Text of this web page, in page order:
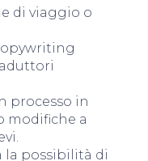
di viaggio o
processo in
modifiche a
la possibilità di